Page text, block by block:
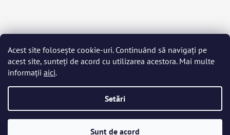
Acest site folosește cookie-uri. Continuând să navigați pe
acest site, sunteți de acord cu utilizarea acestora. Mai multe
informații aici.
Setări
Sunt de acord
Čeština Slovenčina English Deutsch Magyar
Język polski
Română Italiano Español Français
Português
Nederlands Українська Ελληνικά Svenska Dansk